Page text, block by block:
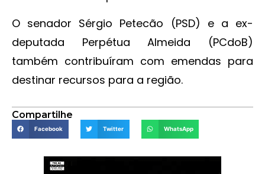
O senador Sérgio Petecão (PSD) e a ex-
deputada Perpétua Almeida (PCdoB)
também contribuíram com emendas para
destinar recursos para a região.
Compartilhe
Facebook Twitter WhatsApp